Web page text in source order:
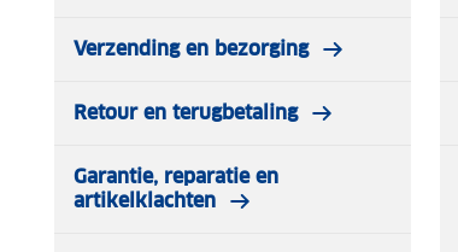
Verzending en bezorging
Retour en terugbetaling
Garantie, reparatie en
artikelklachten